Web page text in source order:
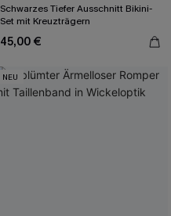
Schwarzes Tiefer Ausschnitt Bikini-
Set mit Kreuzträgern
45,00 €
NEU